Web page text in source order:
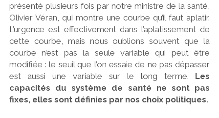
présenté plusieurs fois par notre ministre de la santé,
Olivier Véran, qui montre une courbe qu’il faut aplatir.
L’urgence est effectivement dans l’aplatissement de
cette courbe, mais nous oublions souvent que la
courbe n’est pas la seule variable qui peut être
modifiée : le seuil que l’on essaie de ne pas dépasser
est aussi une variable sur le long terme. Les
capacités du système de santé ne sont pas
fixes, elles sont définies par nos choix politiques.